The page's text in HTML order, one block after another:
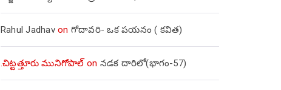
Rahul Jadhavon గోదావరి- ఒక పయనం ( కవిత)
.చిట్టత్తూరు మునిగోపాల్on నడక దారిలో(భాగం-57)